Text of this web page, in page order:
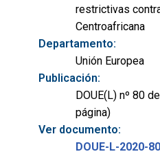
restrictivas
Centroafricana
Departamento:
Unión Europea
Publicación:
DOUE(L) nº 80
página)
Ver documento:
DOUE-L-2020-